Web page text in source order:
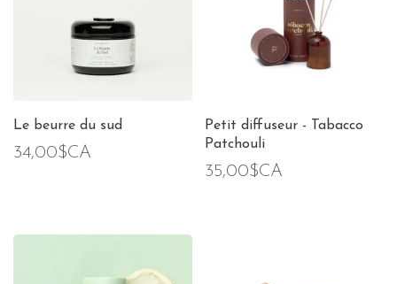
Le beurre du sud
34,00$CA
Petit diffuseur - Tabacco
Patchouli
35,00$CA